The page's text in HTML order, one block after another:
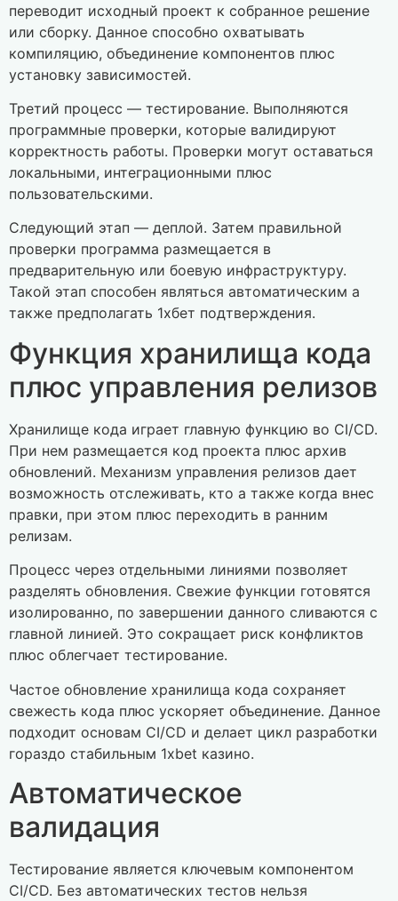
переводит исходный проект к собранное решение
или сборку. Данное способно охватывать
компиляцию, объединение компонентов плюс
установку зависимостей.
Третий процесс — тестирование. Выполняются
программные проверки, которые валидируют
корректность работы. Проверки могут оставаться
локальными, интеграционными плюс
пользовательскими.
Следующий этап — деплой. Затем правильной
проверки программа размещается в
предварительную или боевую инфраструктуру.
Такой этап способен являться автоматическим а
также предполагать 1хбет подтверждения.
Функция хранилища кода
плюс управления релизов
Хранилище кода играет главную функцию во CI/CD.
При нем размещается код проекта плюс архив
обновлений. Механизм управления релизов дает
возможность отслеживать, кто а также когда внес
правки, при этом плюс переходить в ранним
релизам.
Процесс через отдельными линиями позволяет
разделять обновления. Свежие функции готовятся
изолированно, по завершении данного сливаются с
главной линией. Это сокращает риск конфликтов
плюс облегчает тестирование.
Частое обновление хранилища кода сохраняет
свежесть кода плюс ускоряет объединение. Данное
подходит основам CI/CD и делает цикл разработки
гораздо стабильным 1xbet казино.
Автоматическое
валидация
Тестирование является ключевым компонентом
CI/CD. Без автоматических тестов нельзя